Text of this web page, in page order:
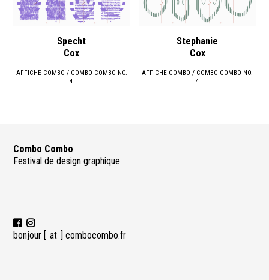
Specht
Cox
AFFICHE COMBO / COMBO COMBO NO.
4
Stephanie
Cox
AFFICHE COMBO / COMBO COMBO NO.
4
Combo Combo
Festival de design graphique
bonjour [at ] combocombo.fr